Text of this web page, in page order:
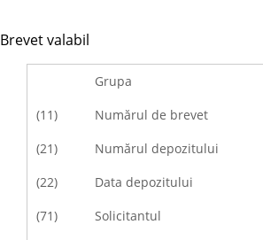
Brevet valabil
Grupa
(11)
Numărul de brevet
(21)
Numărul depozitului
(22)
Data depozitului
(71)
Solicitantul